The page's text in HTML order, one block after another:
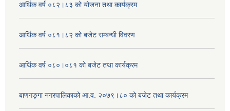
आर्थिक वर्ष ०८२।८३ को योजना तथा कार्यक्रम
आर्थिक वर्ष ०८१।८२ को बजेट सम्बन्धी विवरण
आर्थिक वर्ष ०८०।०८१ को बजेट तथा कार्यक्रम
बाणगङ्गा नगरपालिकाको आ.व. २०७९।८० को बजेट तथा कार्यक्रम